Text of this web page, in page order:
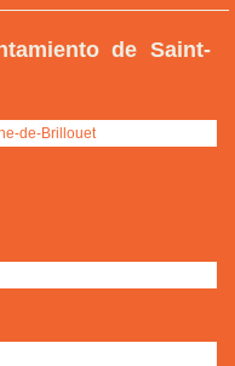
de Saint-
de-Brillouet